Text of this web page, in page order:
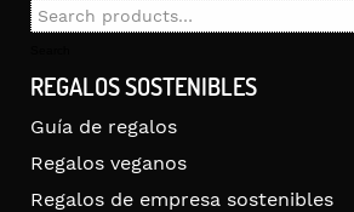
Search
REGALOS SOSTENIBLES
Guía de regalos
Regalos veganos
Regalos de empresa sostenibles